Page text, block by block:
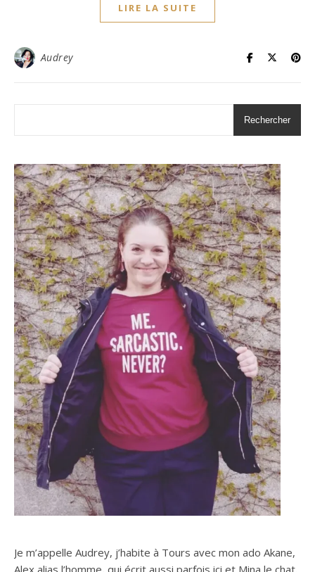
LIRE LA SUITE
Audrey
Rechercher
Je m’appelle Audrey, j’habite à Tours avec mon ado Akane,
Alex alias l’homme, qui écrit aussi parfois ici et Mina le chat.